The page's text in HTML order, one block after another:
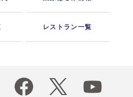
レストラン一覧